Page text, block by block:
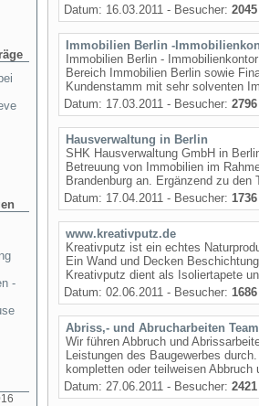
-
Datum: 16.03.2011 - Besucher: 2045
Immobilien Berlin -
Immobilien Berlin -
Bereich Immobilien Berlin sowie
Kundenstamm mit sehr solventen
Datum: 17.03.2011 - Besucher: 2796
Hausverwaltung in Berlin
SHK Hausverwaltung GmbH in
Betreuung von Immobilien im
Brandenburg an. Ergänzend zu
Datum: 17.04.2011 - Besucher: 1736
www.kreativputz.de
Kreativputz ist ein echtes
Ein Wand und Decken
Kreativputz dient als Isoliertapete
Datum: 02.06.2011 - Besucher: 1686
Abriss,- und Abrucharbeiten
Wir führen Abbruch und
Leistungen des Baugewerbes
kompletten oder teilweisen
Datum: 27.06.2011 - Besucher: 2421